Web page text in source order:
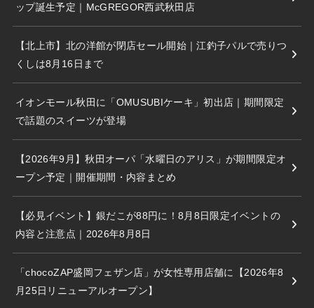
ップ誕生予定｜McGREGOR西武秋田店
【北上市】北の洋館が閉店セール開始｜江釣子パルで売りつ
くしは8月16日まで
イオンモール秋田に「OMUSUBIケーキ」初出店｜期間限定
で話題のスイーツが登場
【2026年9月】秋田オーパ「水曜日のアリス」が期間限定オ
ープン予定｜開催期間・内容まとめ
【必見イベント】銀だこが88円に！8月8日限定イベントの
内容と注意点｜2026年8月8日
「chocoZAP盛岡フェザン店」が女性専用店舗に【2026年8
月25日リニューアルオープン】